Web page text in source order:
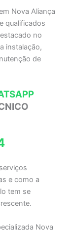
Nova Aliança
qualificados
no
instalação,
de
e como a
tem se
Nova